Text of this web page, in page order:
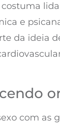
e
da ideia
com as